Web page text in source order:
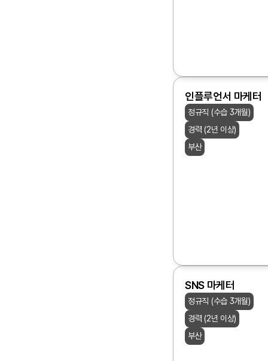
인플루언서 마케터
정규직 (수습 3개월)
경력 (2년 이상)
부산
SNS 마케터
정규직 (수습 3개월)
경력 (2년 이상)
부산